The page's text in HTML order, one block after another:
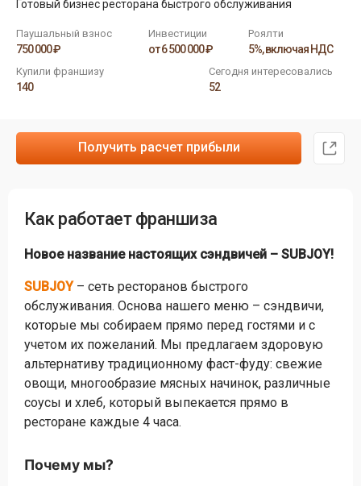
Готовый бизнес ресторана быстрого обслуживания
Паушальный взнос
750 000 ₽
Инвестиции
от 6 500 000 ₽
Роялти
5%, включая НДС
Купили франшизу
140
Сегодня интересовались
52
Получить расчет прибыли
Как работает франшиза
Новое название настоящих сэндвичей – SUBJOY!
SUBJOY – сеть ресторанов быстрого
обслуживания. Основа нашего меню – сэндвичи,
которые мы собираем прямо перед гостями и с
учетом их пожеланий. Мы предлагаем здоровую
альтернативу традиционному фаст-фуду: свежие
овощи, многообразие мясных начинок, различные
соусы и хлеб, который выпекается прямо в
ресторане каждые 4 часа.
Почему мы?